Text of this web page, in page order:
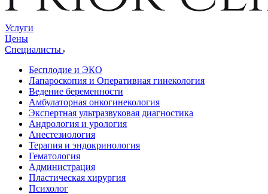
Услуги
Цены
Специалисты
Бесплодие и ЭКО
Лапароскопия и Оперативная гинекология
Ведение беременности
Амбулаторная онкогинекология
Экспертная ультразвуковая диагностика
Андрология и урология
Анестезиология
Терапия и эндокринология
Гематология
Администрация
Пластическая хирургия
Психолог